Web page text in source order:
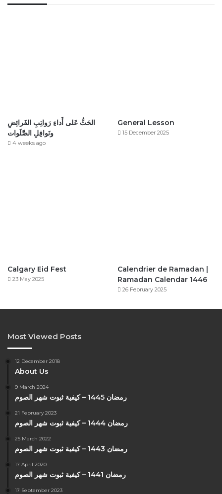
الحَثُّ عَلى أَداءِ رَواتِبِ الفَرائِضِ
ونَوافِلِ الصَّلَوات
4 weeks ago
General Lesson
15 December 2025
Calgary Eid Fest
23 May 2025
Calendrier de Ramadan |
Ramadan Calendar 1446
26 February 2025
Most Viewed Posts
12 December 2018
About Us
9 March 2024
رمضان 1445 – كيفية ثبوت شهر الصوم
21 February 2023
رمضان 1444 – كيفية ثبوت شهر الصوم
25 March 2022
رمضان 1443 – كيفية ثبوت شهر الصوم
17 April 2020
رمضان 1441 – كيفية ثبوت شهر الصوم
17 September 2023